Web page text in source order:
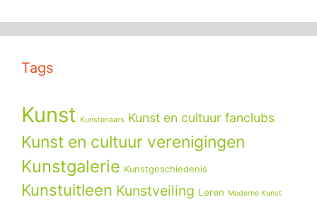
Tags
Kunst Kunstenaars Kunst en cultuur fanclubs
Kunst en cultuur verenigingen
Kunstgalerie Kunstgeschiedenis
Kunstuitleen Kunstveiling Leren Moderne Kunst